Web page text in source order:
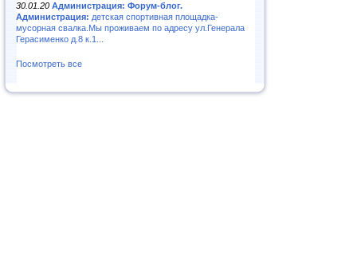
30.01.20 Администрация: Форум-блог.
Администрация: детская спортивная площадка-
мусорная свалка.Мы проживаем по адресу ул.Генерала
Герасименко д.8 к.1...
Посмотреть все